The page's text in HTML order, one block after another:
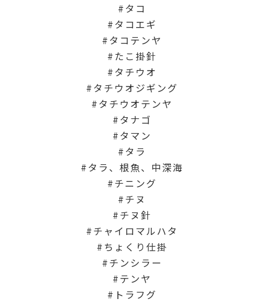
タコ
タコエギ
タコテンヤ
たこ掛針
タチウオ
タチウオジギング
タチウオテンヤ
タナゴ
タマン
タラ
タラ、根魚、中深海
チニング
チヌ
チヌ針
チャイロマルハタ
ちょくり仕掛
チンシラー
テンヤ
トラフグ